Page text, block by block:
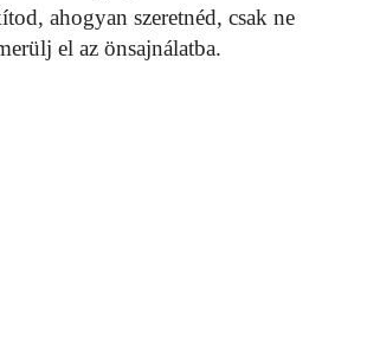
ahogyan szeretnéd, csak ne
el az önsajnálatba.